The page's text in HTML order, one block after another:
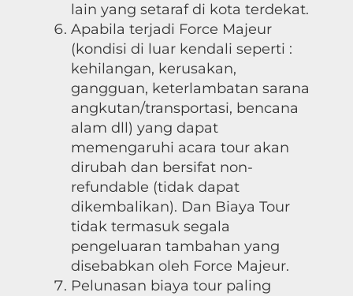
lain yang setaraf di kota terdekat.
Apabila terjadi Force Majeur
(kondisi di luar kendali seperti :
kehilangan, kerusakan,
gangguan, keterlambatan sarana
angkutan/transportasi, bencana
alam dll) yang dapat
memengaruhi acara tour akan
dirubah dan bersifat non-
refundable (tidak dapat
dikembalikan). Dan Biaya Tour
tidak termasuk segala
pengeluaran tambahan yang
disebabkan oleh Force Majeur.
Pelunasan biaya tour paling